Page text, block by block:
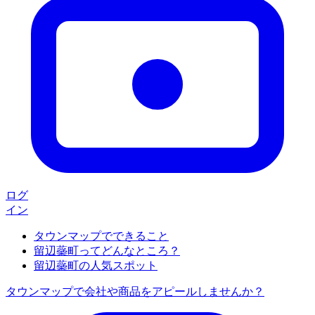
ログ
イン
タウンマップでできること
留辺蘂町ってどんなところ？
留辺蘂町の人気スポット
タウンマップで会社や商品をアピールしませんか？